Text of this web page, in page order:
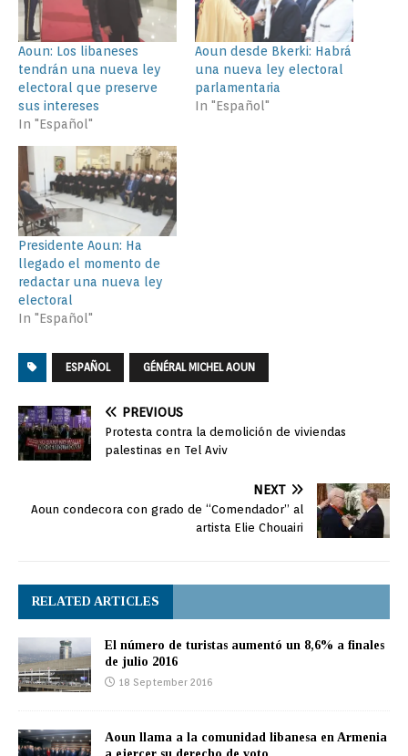
Aoun: Los libaneses
tendrán una nueva ley
electoral que preserve
sus intereses
In "Español"
Aoun desde Bkerki: Habrá
una nueva ley electoral
parlamentaria
In "Español"
Presidente Aoun: Ha
llegado el momento de
redactar una nueva ley
electoral
In "Español"
ESPAÑOL GÉNÉRAL MICHEL AOUN
PREVIOUS
Protesta contra la demolición de viviendas
palestinas en Tel Aviv
NEXT
Aoun condecora con grado de “Comendador” al
artista Elie Chouairi
RELATED ARTICLES
El número de turistas aumentó un 8,6% a finales
de julio 2016
18 September 2016
Aoun llama a la comunidad libanesa en Armenia